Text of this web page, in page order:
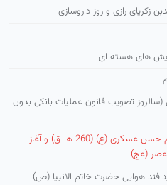
زکریای رازی و روز داروسازی
های هسته ای
(سالروز تصویب قانون عملیات بانكی بدون
شهادت حضرت امام حسن عسكری (ع) (260 هـ ق) و آغاز
(عج)
هوایی حضرت خاتم الانبیا (ص)